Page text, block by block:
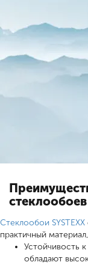
Стеклообои SYSTEXX
практичный
Устойчивость
обладают